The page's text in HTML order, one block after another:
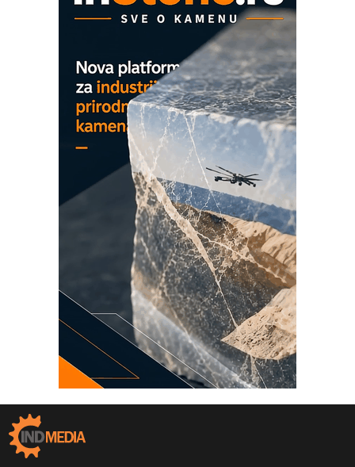
Proizvodnja iC7 Hybrid 1500 VDC
mrežnog pretvarača sa tečnim